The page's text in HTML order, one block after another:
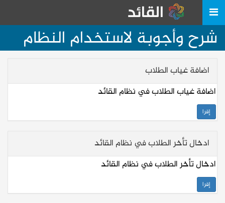
شرح وأجوبة لاستخدام النظام
اضافة غياب الطلاب
اضافة غياب الطلاب في نظام القائد
إقرا
ادخال تأخر الطلاب في نظام القائد
ادخال تأخر الطلاب في نظام القائد
إقرا